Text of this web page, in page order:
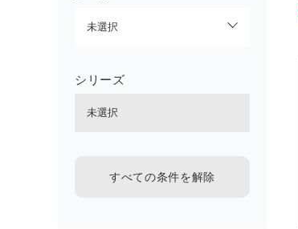
シリーズ
すべての条件を解除